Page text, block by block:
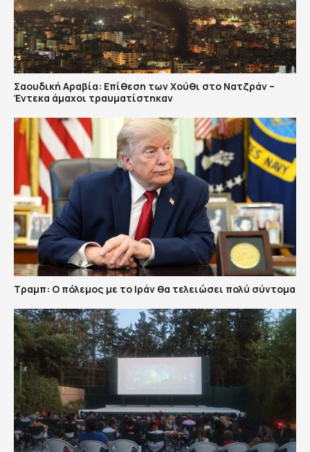
Σαουδική Αραβία: Επίθεση των Χούθι στο Νατζράν –
Έντεκα άμαχοι τραυματίστηκαν
Τραμπ: Ο πόλεμος με το Ιράν θα τελειώσει πολύ σύντομα